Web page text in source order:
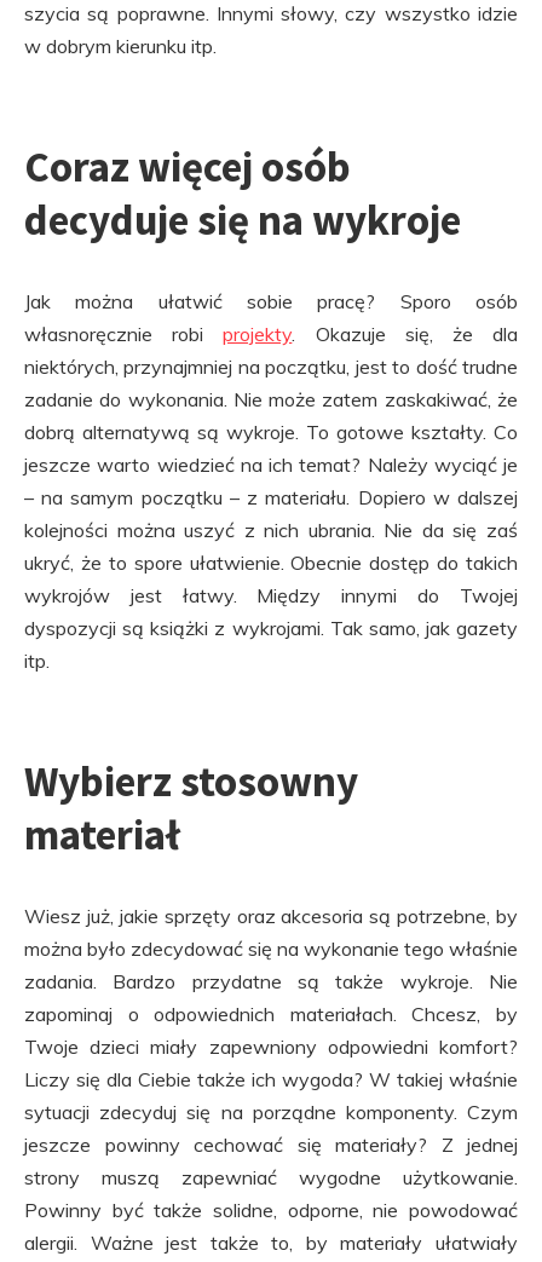
szycia są poprawne. Innymi słowy, czy wszystko idzie
w dobrym kierunku itp.
Coraz więcej osób
decyduje się na wykroje
Jak można ułatwić sobie pracę? Sporo osób
własnoręcznie robiprojekty. Okazuje się, że dla
niektórych, przynajmniej na początku, jest to dość trudne
zadanie do wykonania. Nie może zatem zaskakiwać, że
dobrą alternatywą są wykroje. To gotowe kształty. Co
jeszcze warto wiedzieć na ich temat? Należy wyciąć je
– na samym początku – z materiału. Dopiero w dalszej
kolejności można uszyć z nich ubrania. Nie da się zaś
ukryć, że to spore ułatwienie. Obecnie dostęp do takich
wykrojów jest łatwy. Między innymi do Twojej
dyspozycji są książki z wykrojami. Tak samo, jak gazety
itp.
Wybierz stosowny
materiał
Wiesz już, jakie sprzęty oraz akcesoria są potrzebne, by
można było zdecydować się na wykonanie tego właśnie
zadania. Bardzo przydatne są także wykroje. Nie
zapominaj o odpowiednich materiałach. Chcesz, by
Twoje dzieci miały zapewniony odpowiedni komfort?
Liczy się dla Ciebie także ich wygoda? W takiej właśnie
sytuacji zdecyduj się na porządne komponenty. Czym
jeszcze powinny cechować się materiały? Z jednej
strony muszą zapewniać wygodne użytkowanie.
Powinny być także solidne, odporne, nie powodować
alergii. Ważne jest także to, by materiały ułatwiały